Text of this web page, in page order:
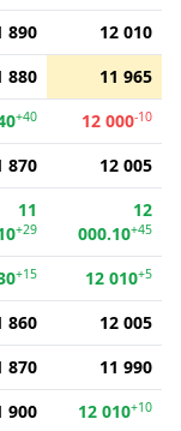
890
12 010
880
11 965
+40 12 000-10
870 12 005
11
+29
12
000.10+45
+15 12 010+5
860
12 005
870
11 990
900 12 010+10